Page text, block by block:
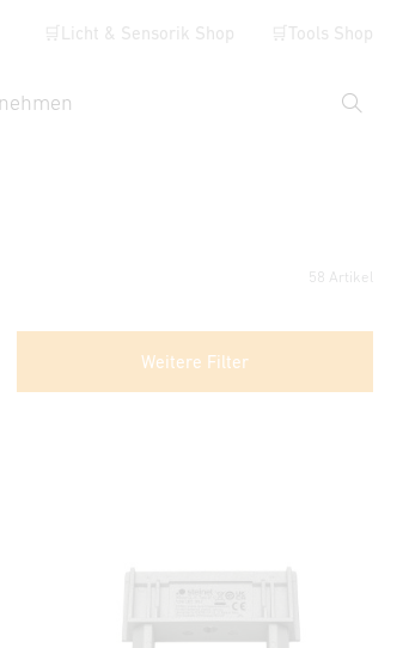
🛒Licht & Sensorik Shop 🛒Tools Shop
Suche
58 Artikel
Weitere Filter